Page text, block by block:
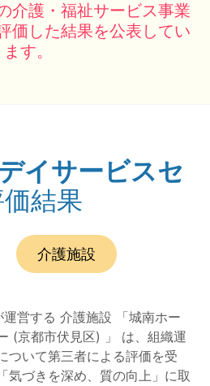
介護・福祉サービス事業
価した結果を公表してい
ます。
イサービスセ
結果
、
です。
種別は
介護施設
運営する 介護施設 「城南ホー
(京都市伏見区) 」 は、組織運
ついて第三者による評価を受
気づきを深め、質の向上」に取